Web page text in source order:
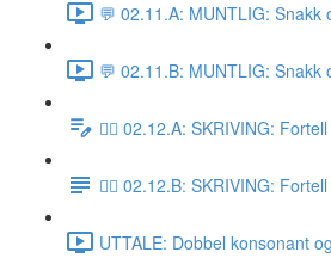
💬 02.11.A: MUNTLIG:
💬 02.11.B: MUNTLIG: Snakk
✍🏼 02.12.A: SKRIVING:
✍🏼 02.12.B: SKRIVING:
UTTALE: Dobbel konsonant